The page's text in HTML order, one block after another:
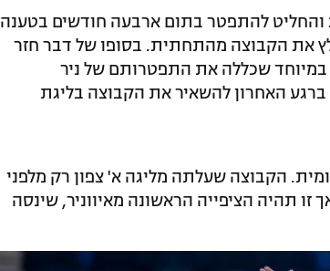
כזכור, איווניר החליף את אבי סבג באוקטובר 2020 והחליט להתפטר בתום ארבעה חודשים בטענה
את הקבוצה מהתחתית. בסופו של דבר חזר
במיוחד שכללה את התפטרותם של ניר
ברגע האחרון להשאיר את הקבוצה בליגת
הקבוצה שעלתה מליגה א' צפון רק מלפני
זו תהיה הציפייה הראשונה מאיווניר, שינסה